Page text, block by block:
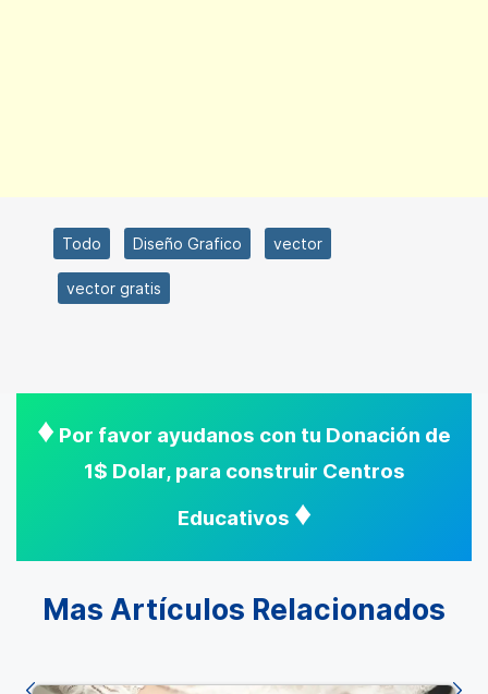
Todo Diseño Grafico vector
vector gratis
♦ Por favor ayudanos con tu Donación de
1$ Dolar, para construir Centros
Educativos ♦
Mas Artículos Relacionados